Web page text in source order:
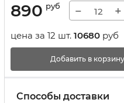
890 руб − +
цена за 12 шт. 10680 руб
Добавить в корзину
Способы доставки